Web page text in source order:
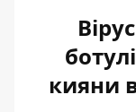
кияни